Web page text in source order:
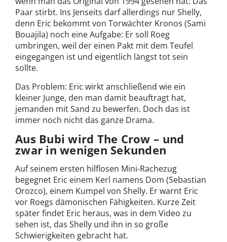
Paar stirbt. Ins Jenseits darf allerdings nur Shelly,
denn Eric bekommt von Torwächter Kronos (Sami
Bouajila) noch eine Aufgabe: Er soll Roeg
umbringen, weil der einen Pakt mit dem Teufel
eingegangen ist und eigentlich längst tot sein
sollte.
Das Problem: Eric wirkt anschließend wie ein
kleiner Junge, den man damit beauftragt hat,
jemanden mit Sand zu bewerfen. Doch das ist
immer noch nicht das ganze Drama.
Aus Bubi wird The Crow – und
zwar in wenigen Sekunden
Auf seinem ersten hilflosen Mini-Rachezug
begegnet Eric einem Kerl namens Dom (Sebastian
Orozco), einem Kumpel von Shelly. Er warnt Eric
vor Roegs dämonischen Fähigkeiten. Kurze Zeit
später findet Eric heraus, was in dem Video zu
sehen ist, das Shelly und ihn in so große
Schwierigkeiten gebracht hat.